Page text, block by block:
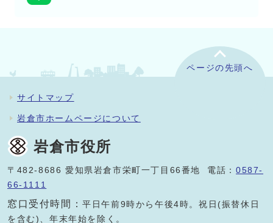
ページの先頭へ
サイトマップ
岩倉市ホームページについて
岩倉市役所
〒482-8686 愛知県岩倉市栄町一丁目66番地 電話：0587-
66-1111
窓口受付時間：平日午前9時から午後4時。祝日(振替休日
を含む)、年末年始を除く。